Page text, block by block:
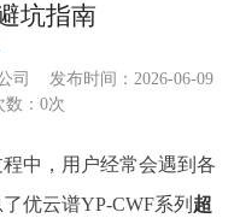
坑指南
司
发布时间：2026-06-09
： 0次
中，用户经常会遇到各
优云谱YP-CWF系列 超